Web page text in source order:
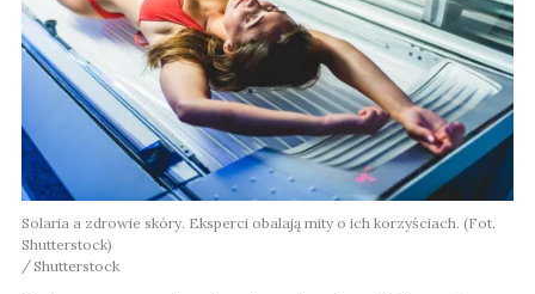
Solaria a zdrowie skóry. Eksperci obalają mity o ich korzyściach. (Fot.
Shutterstock)
Shutterstock